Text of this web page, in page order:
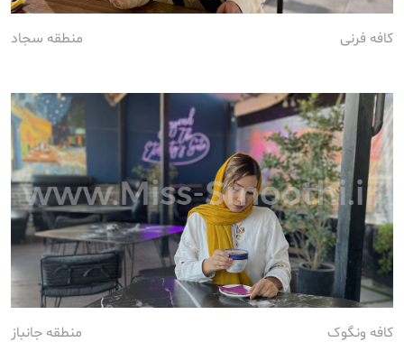
منطقه سجاد کافه فرنی
منطقه جانباز کافه ونگوک